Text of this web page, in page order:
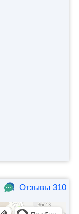
Отзывы 310